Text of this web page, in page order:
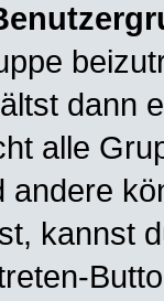
dann
alle
andere
kannst